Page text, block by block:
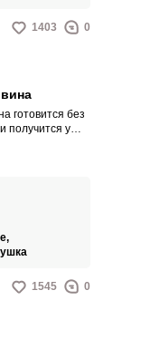
1403 0
готовится без
получится у
внешним
1545 0